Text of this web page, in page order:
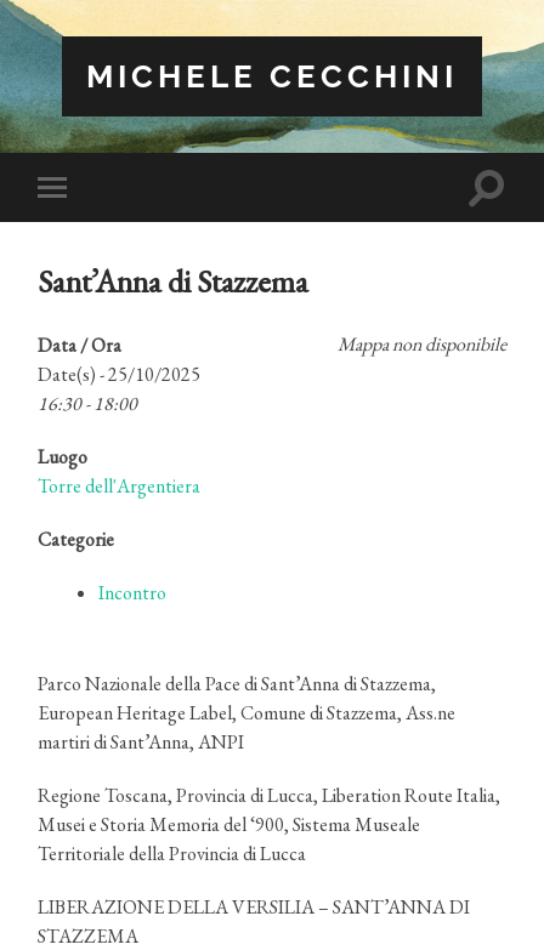
MICHELE CECCHINI
Attiva/disattiva
il
dispositivi
Attiva/
Sant’Anna di Stazzema
Mappa non disponibile
Data / Ora
Date(s) - 25/10/2025
16:30 - 18:00
Luogo
Torre dell'Argentiera
Categorie
Incontro
Parco Nazionale della Pace di Sant’Anna di Stazzema,
European Heritage Label, Comune di Stazzema, Ass.ne
martiri di Sant’Anna, ANPI
Regione Toscana, Provincia di Lucca, Liberation Route Italia,
Musei e Storia Memoria del ‘900, Sistema Museale
Territoriale della Provincia di Lucca
LIBERAZIONE DELLA VERSILIA – SANT’ANNA DI
STAZZEMA